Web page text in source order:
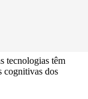
tecnologias têm
cognitivas dos